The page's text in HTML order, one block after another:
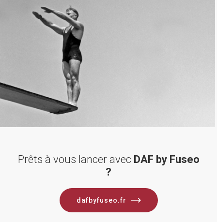
Prêts à vous lancer avec DAF by Fuseo
?
dafbyfuseo.fr